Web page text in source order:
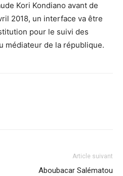
Kori Kondiano avant de
2018, un interface va être
pour le suivi des
médiateur de la république.
Article suivant
Aboubacar Salématou